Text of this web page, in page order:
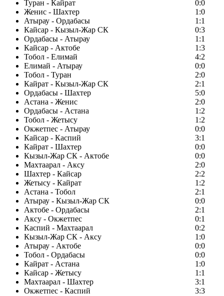
Туран - Кайрат
0:0
Женис - Шахтер
1:0
Атырау - Ордабасы
1:1
Кайсар - Кызыл-Жар СК
0:3
Ордабасы - Атырау
1:1
Кайсар - Актобе
1:3
Тобол - Елимай
4:2
Елимай - Атырау
0:0
Тобол - Туран
2:0
Кайрат - Кызыл-Жар СК
2:1
Ордабасы - Шахтер
5:0
Астана - Женис
2:0
Ордабасы - Астана
1:2
Тобол - Жетысу
1:2
Окжетпес - Атырау
0:0
Кайсар - Каспий
3:1
Кайрат - Шахтер
0:0
Кызыл-Жар СК - Актобе
0:0
Махтаарал - Аксу
2:0
Шахтер - Кайсар
2:2
Жетысу - Кайрат
1:2
Астана - Тобол
2:1
Атырау - Кызыл-Жар СК
0:0
Актобе - Ордабасы
2:1
Аксу - Окжетпес
0:1
Каспий - Махтаарал
0:2
Кызыл-Жар СК - Аксу
1:0
Атырау - Актобе
0:0
Тобол - Ордабасы
0:0
Кайрат - Астана
1:0
Кайсар - Жетысу
1:1
Махтаарал - Шахтер
3:1
Окжетпес - Каспий
3:3